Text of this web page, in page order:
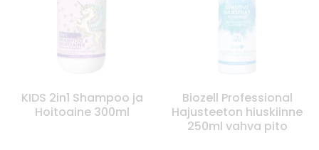
KIDS 2in1 Shampoo ja
Hoitoaine 300ml
Biozell Professional
Hajusteeton hiuskiinne
250ml vahva pito